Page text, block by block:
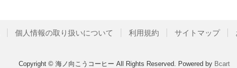
個人情報の取り扱いについて 利用規約 サイトマップ
Copyright © 海ノ向こうコーヒー All Rights Reserved. Powered by Bcart